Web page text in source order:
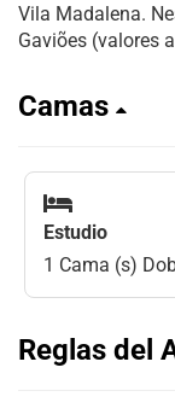
Vila Madalena.
Gaviões (valores
Camas
Estudio
1 Cama (s)
Reglas del